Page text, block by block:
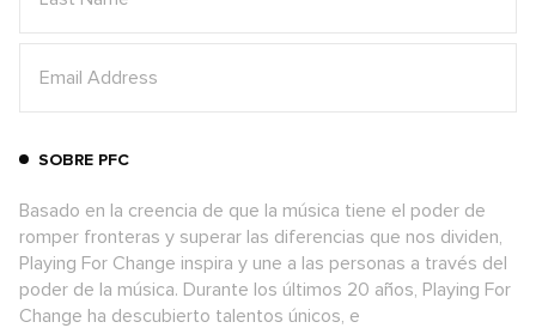
SOBRE PFC
Basado en la creencia de que la música tiene el poder de
romper fronteras y superar las diferencias que nos dividen,
Playing For Change inspira y une a las personas a través del
poder de la música. Durante los últimos 20 años, Playing For
Change ha descubierto talentos únicos, e